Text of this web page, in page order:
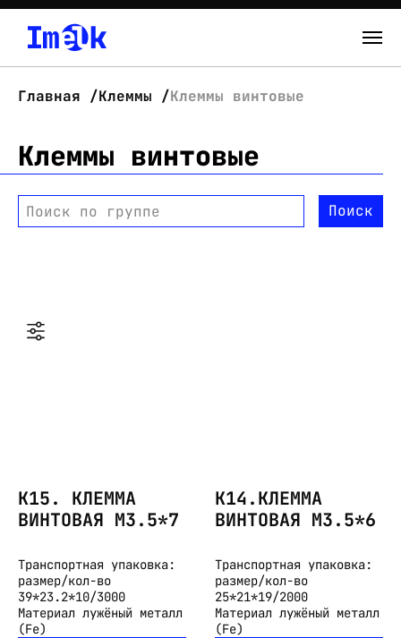
Новости
Главная Клеммы Клеммы винтовые
Клеммы винтовые
Поиск по группе Поиск
K15. КЛЕММА
ВИНТОВАЯ M3.5*7
Транспортная упаковка:
размер/кол-во
39*23.2*10/3000
Материал лужёный металл
(Fe)
K14.КЛЕММА
ВИНТОВАЯ M3.5*6
Транспортная упаковка:
размер/кол-во
25*21*19/2000
Материал лужёный металл
(Fe)